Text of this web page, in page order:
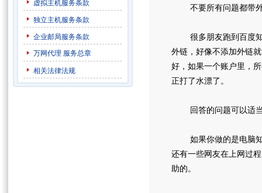
虚拟主机服务条款
独立主机服务条款
企业邮局服务条款
万网代理 服务总章
相关法律法规
不要所有问题都带
很多朋友跑到百度知
外链，好像不添加外链
好，如果一个账户里，
正打了水漂了。
回答的问题可以适当
如果你做的是电脑知
还有一些网友在上网过
助的。